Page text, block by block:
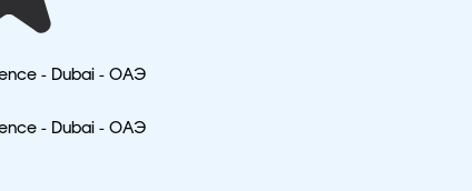
- Dubai - ОАЭ
- Dubai - ОАЭ